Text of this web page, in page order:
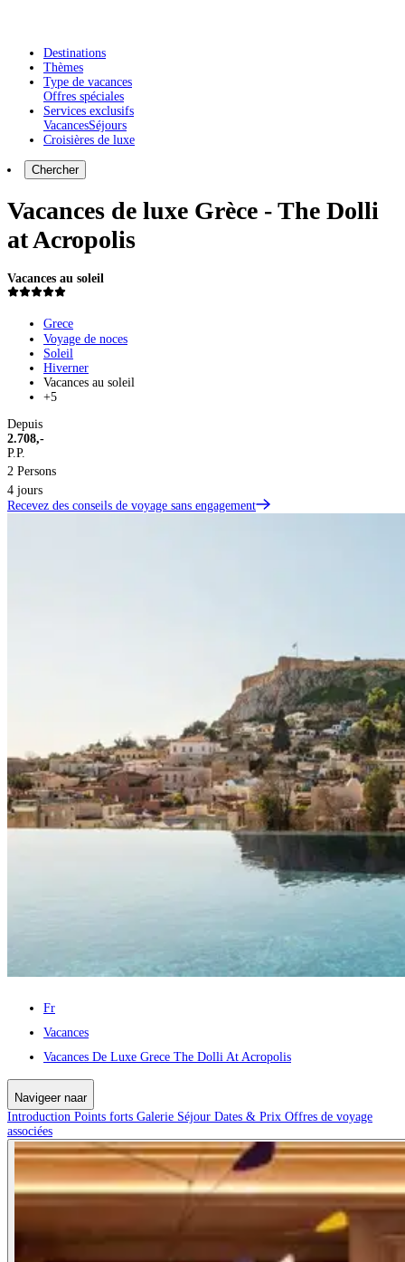
Destinations
Thèmes
Type de vacances
Offres spéciales
Services exclusifs
VacancesSéjours
Croisières de luxe
Chercher
Vacances de luxe Grèce - The Dolli
at Acropolis
Vacances au soleil
Grece
Voyage de noces
Soleil
Hiverner
Vacances au soleil
+5
Depuis
2.708,-
P.P.
2 Persons
4 jours
Recevez des conseils de voyage sans engagement
Fr
Vacances
Vacances De Luxe Grece The Dolli At Acropolis
Navigeer naar
Introduction Points forts Galerie Séjour Dates & Prix Offres de voyage
associées